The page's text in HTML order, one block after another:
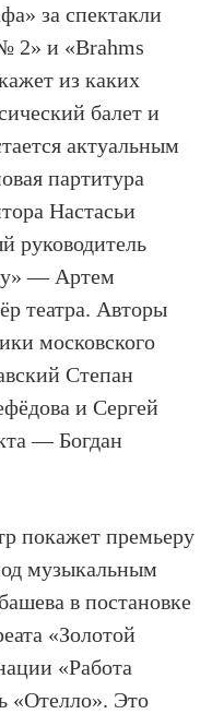
за спектакли
2» и «Brahms
из каких
балет и
актуальным
партитура
Настасьи
руководитель
— Артем
театра. Авторы
московского
Степан
и Сергей
— Богдан
покажет премьеру
музыкальным
в постановке
«Золотой
«Работа
«Отелло». Это